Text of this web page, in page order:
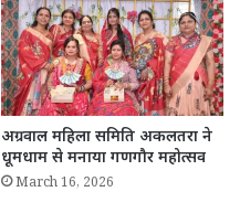
अग्रवाल महिला समिति अकलतरा ने
धूमधाम से मनाया गणगौर महोत्सव
March 16, 2026